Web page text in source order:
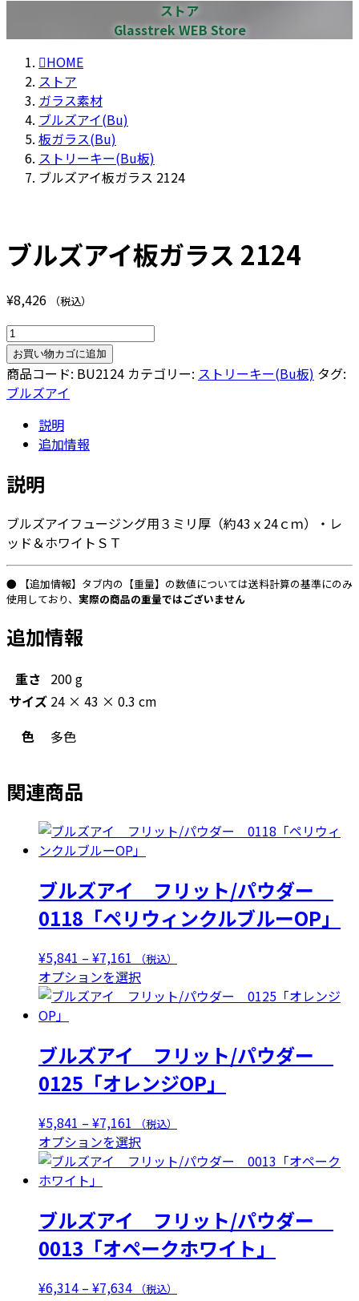
ストア
Glasstrek WEB Store
HOME
ストア
ガラス素材
ブルズアイ(Bu)
板ガラス(Bu)
ストリーキー(Bu板)
ブルズアイ板ガラス 2124
ブルズアイ板ガラス 2124
¥8,426 （税込）
ブ
ル
ズ
ア
ス
個
お買い物カゴに追加
商品コード: BU2124 カテゴリー: ストリーキー(Bu板) タグ:
ブルズアイ
説明
追加情報
説明
ブルズアイフュージング用３ミリ厚（約43ｘ24ｃｍ）・レ
ッド＆ホワイトＳＴ
● 【追加情報】タブ内の【重量】の数値については送料計算の基準にのみ
使用しており、 実際の商品の重量ではございません
追加情報
重さ 200 g
サイズ 24 × 43 × 0.3 cm
色
多色
関連商品
ブルズアイ フリット/パウダー
0118「ペリウィンクルブルーOP」
¥5,841 – ¥7,161 価
格
帯:
¥7,161
（税込）
オプションを選択
の
は
複
の
バ
リ
シ
ョ
ン
が
ブルズアイ フリット/パウダー
0125「オレンジOP」
¥5,841 – ¥7,161 価
格
帯:
¥7,161
（税込）
オプションを選択
の
は
複
の
ブルズアイ フリット/パウダー
0013「オペークホワイト」
¥6,314 – ¥7,634価（税込）